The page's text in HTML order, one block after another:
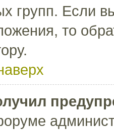
групп. Если
то